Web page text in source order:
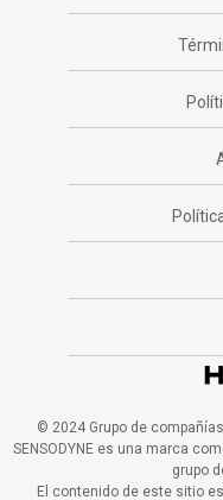
© 2024 Grupo de
SENSODYNE es una marca
grupo
El contenido de este sitio